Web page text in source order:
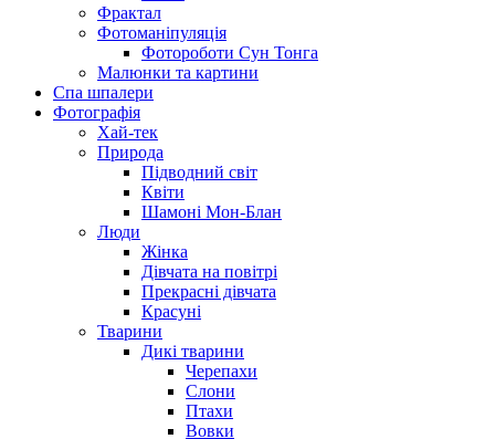
Фрактал
Фотоманіпуляція
Фотороботи Сун Тонга
Малюнки та картини
Спа шпалери
Фотографія
Хай-тек
Природа
Підводний світ
Квіти
Шамоні Мон-Блан
Люди
Жінка
Дівчата на повітрі
Прекрасні дівчата
Красуні
Тварини
Дикі тварини
Черепахи
Слони
Птахи
Вовки